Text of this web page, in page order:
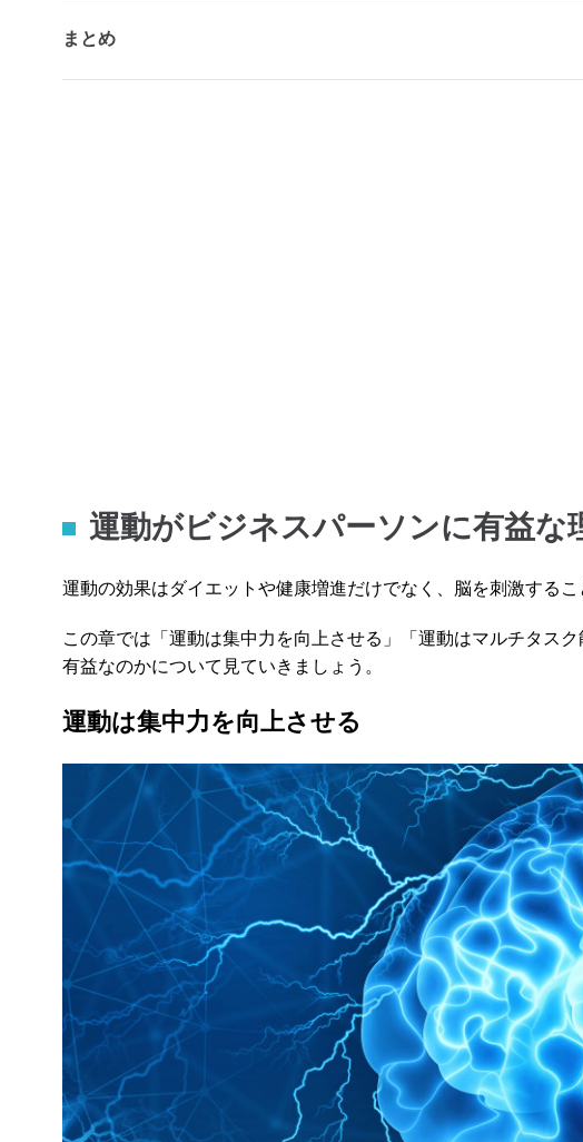
まとめ
運動がビジネスパーソンに有益な
運動の効果はダイエットや健康増進だけでなく、脳を刺激する
この章では「運動は集中力を向上させる」「運動はマルチタス
有益なのかについて見ていきましょう。
運動は集中力を向上させる